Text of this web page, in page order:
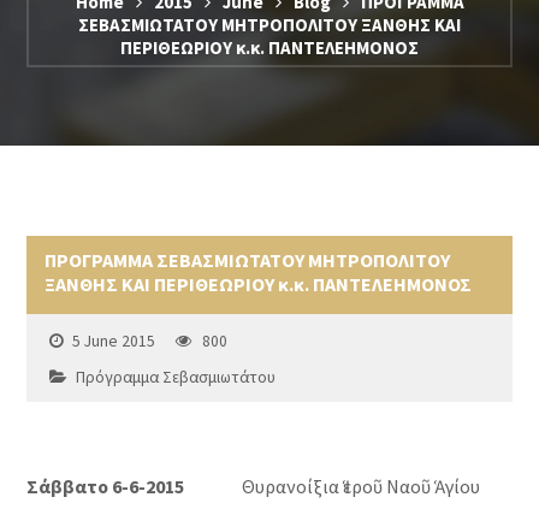
ΣΕΒΑΣΜΙΩΤΑΤΟΥ ΜΗΤΡΟΠΟΛΙΤΟΥ ΞΑΝΘΗΣ ΚΑΙ
ΠΕΡΙΘΕΩΡΙΟΥ κ.κ. ΠΑΝΤΕΛΕΗΜΟΝΟΣ
ΠΡΟΓΡΑΜΜΑ ΣΕΒΑΣΜΙΩΤΑΤΟΥ ΜΗΤΡΟΠΟΛΙΤΟΥ
ΞΑΝΘΗΣ ΚΑΙ ΠΕΡΙΘΕΩΡΙΟΥ κ.κ. ΠΑΝΤΕΛΕΗΜΟΝΟΣ
5 June 2015
800
Πρόγραμμα Σεβασμιωτάτου
Σάββατο 6-6-2015 Θυρανοίξια Ἱεροῦ Ναοῦ Ἁγίου